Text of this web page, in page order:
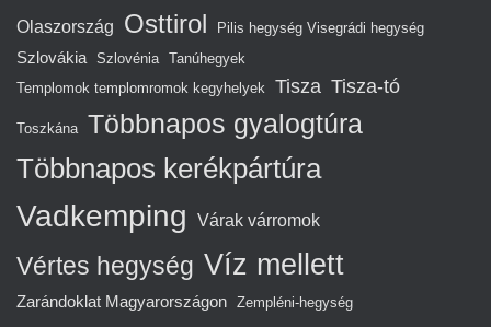
Olaszország Osttirol Pilis hegység Visegrádi hegység
Szlovákia Szlovénia Tanúhegyek
Templomok templomromok kegyhelyek Tisza Tisza-tó
Toszkána Többnapos gyalogtúra
Többnapos kerékpártúra
Vadkemping Várak várromok
Vértes hegység Víz mellett
Zarándoklat Magyarországon Zempléni-hegység